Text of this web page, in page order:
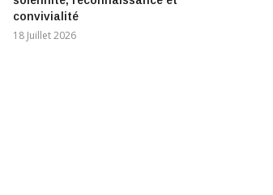
convivialité
18 Juillet 2026